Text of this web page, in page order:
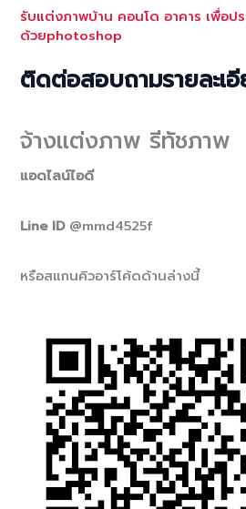
รับแต่งภาพบ้าน คอนโด อาคาร เพื่อปร
ด้วยphotoshop
ติดต่อสอบถามรายละเ
จ้างแต่งภาพ รีทัชภาพ
แอดไลน์ไอดี
Line ID @mmd4525f
หรือสแกนคิวอาร์โค้ดด้านล่างนี้